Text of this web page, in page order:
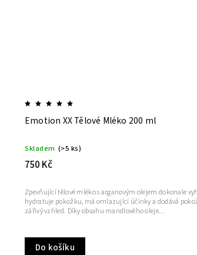
Emotion XX Tělové Mléko 200 ml
Skladem (>5 ks)
750 Kč
Do košíku
Zpevňující tělové mléko s arganovým olejem dokonale
hydratuje pokožku, má omlazující účinky a dodává
zářivý vzhled. Díky obsahu mandlového oleje...